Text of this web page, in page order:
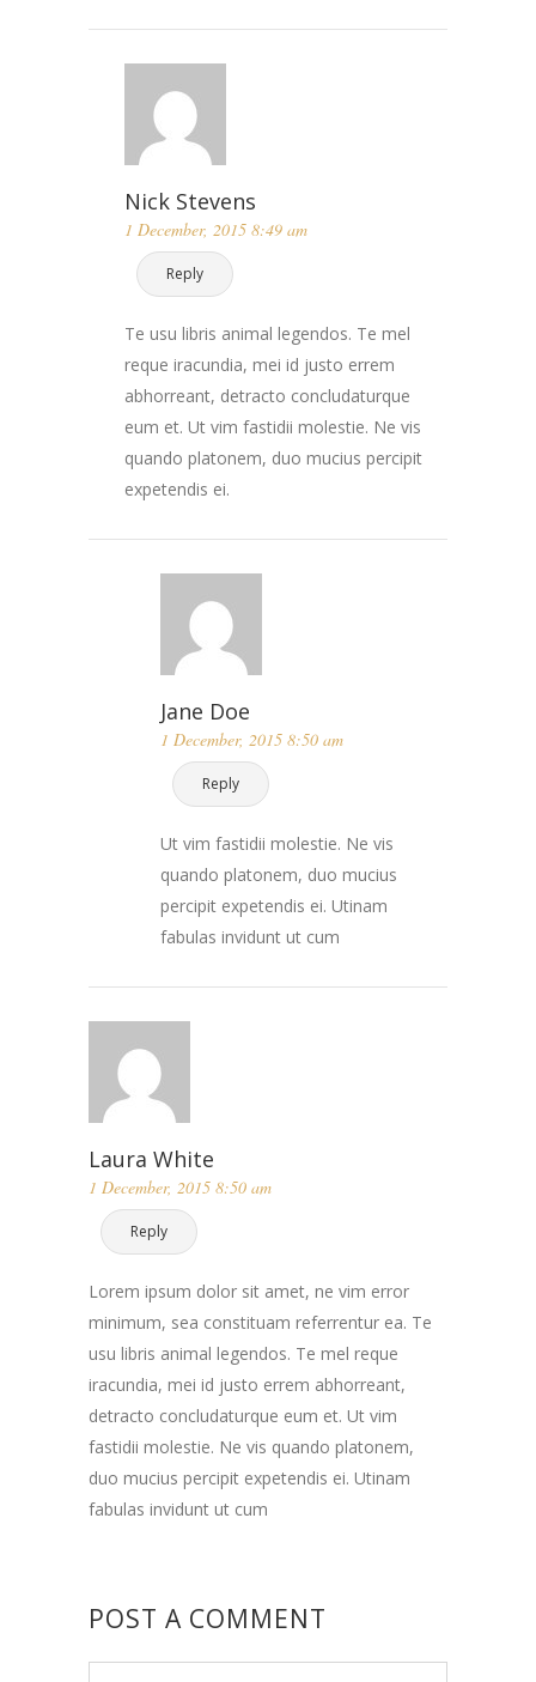
Nick Stevens
1 December, 2015 8:49 am
Reply
Te usu libris animal legendos. Te mel
reque iracundia, mei id justo errem
abhorreant, detracto concludaturque
eum et. Ut vim fastidii molestie. Ne vis
quando platonem, duo mucius percipit
expetendis ei.
Jane Doe
1 December, 2015 8:50 am
Reply
Ut vim fastidii molestie. Ne vis
quando platonem, duo mucius
percipit expetendis ei. Utinam
fabulas invidunt ut cum
Laura White
1 December, 2015 8:50 am
Reply
Lorem ipsum dolor sit amet, ne vim error
minimum, sea constituam referrentur ea. Te
usu libris animal legendos. Te mel reque
iracundia, mei id justo errem abhorreant,
detracto concludaturque eum et. Ut vim
fastidii molestie. Ne vis quando platonem,
duo mucius percipit expetendis ei. Utinam
fabulas invidunt ut cum
POST A COMMENT